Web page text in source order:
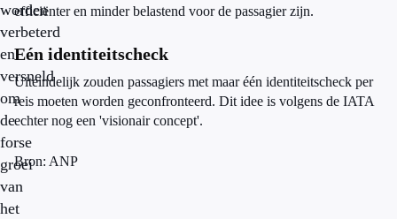
worden
verbeterd
en
versneld
om
de
forse
groei
van
het
efficiënter en minder belastend voor de passagier zijn.
Eén identiteitscheck
Uiteindelijk zouden passagiers met maar één identiteitscheck per
reis moeten worden geconfronteerd. Dit idee is volgens de IATA
echter nog een 'visionair concept'.
Bron: ANP